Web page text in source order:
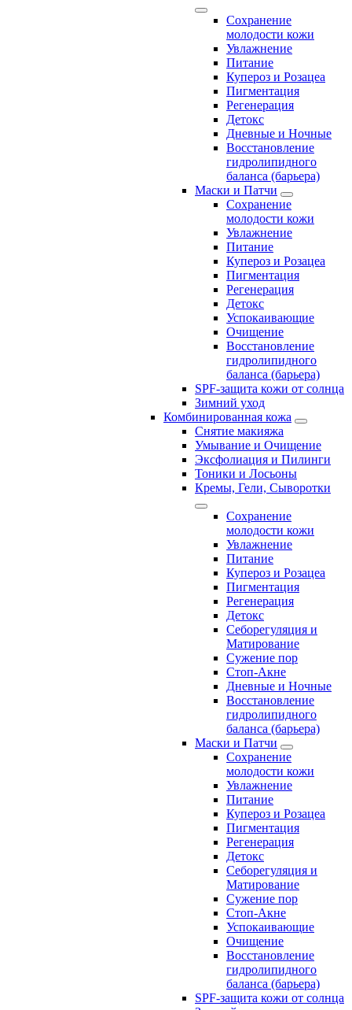
Сохранение
молодости кожи
Увлажнение
Питание
Купероз и Розацеа
Пигментация
Регенерация
Детокс
Дневные и Ночные
Восстановление
гидролипидного
баланса (барьера)
Маски и Патчи
Сохранение
молодости кожи
Увлажнение
Питание
Купероз и Розацеа
Пигментация
Регенерация
Детокс
Успокаивающие
Очищение
Восстановление
гидролипидного
баланса (барьера)
SPF-защита кожи от солнца
Зимний уход
Комбинированная кожа
Снятие макияжа
Умывание и Очищение
Эксфолиация и Пилинги
Тоники и Лосьоны
Кремы, Гели, Сыворотки
Сохранение
молодости кожи
Увлажнение
Питание
Купероз и Розацеа
Пигментация
Регенерация
Детокс
Себорегуляция и
Матирование
Сужение пор
Стоп-Акне
Дневные и Ночные
Восстановление
гидролипидного
баланса (барьера)
Маски и Патчи
Сохранение
молодости кожи
Увлажнение
Питание
Купероз и Розацеа
Пигментация
Регенерация
Детокс
Себорегуляция и
Матирование
Сужение пор
Стоп-Акне
Успокаивающие
Очищение
Восстановление
гидролипидного
баланса (барьера)
SPF-защита кожи от солнца